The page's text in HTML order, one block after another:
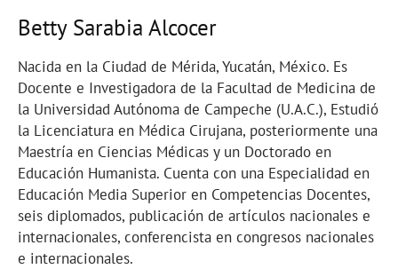
Betty Sarabia Alcocer
Nacida en la Ciudad de Mérida, Yucatán, México. Es
Docente e Investigadora de la Facultad de Medicina de
la Universidad Autónoma de Campeche (U.A.C.), Estudió
la Licenciatura en Médica Cirujana, posteriormente una
Maestría en Ciencias Médicas y un Doctorado en
Educación Humanista. Cuenta con una Especialidad en
Educación Media Superior en Competencias Docentes,
seis diplomados, publicación de artículos nacionales e
internacionales, conferencista en congresos nacionales
e internacionales.